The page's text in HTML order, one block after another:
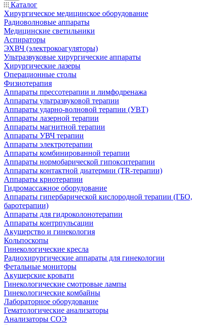
Каталог
Хирургическое медицинское оборудование
Радиоволновые аппараты
Медицинские светильники
Аспираторы
ЭХВЧ (электрокоагуляторы)
Ультразвуковые хирургические аппараты
Хирургические лазеры
Операционные столы
Физиотерапия
Аппараты прессотерапии и лимфодренажа
Аппараты ультразвуковой терапии
Аппараты ударно-волновой терапии (УВТ)
Аппараты лазерной терапии
Аппараты магнитной терапии
Аппараты УВЧ терапии
Аппараты электротерапии
Аппараты комбинированной терапии
Аппараты нормобарической гипокситерапии
Аппараты контактной диатермии (TR-терапии)
Аппараты криотерапии
Гидромассажное оборудование
Аппараты гипербарической кислородной терапии (ГБО,
баротерапии)
Аппараты для гидроколонотерапии
Аппараты контрпульсации
Акушерство и гинекология
Кольпоскопы
Гинекологические кресла
Радиохирургические аппараты для гинекологии
Фетальные мониторы
Акушерские кровати
Гинекологические смотровые лампы
Гинекологические комбайны
Лабораторное оборудование
Гематологические анализаторы
Анализаторы СОЭ